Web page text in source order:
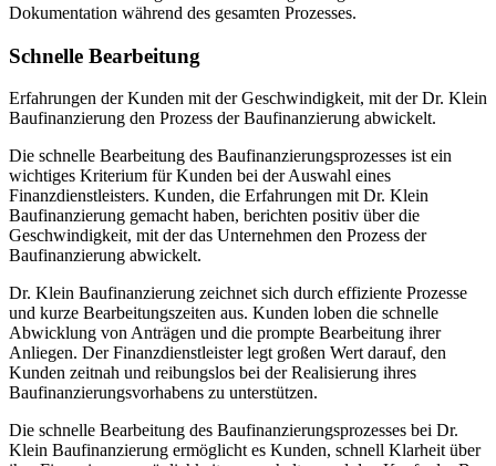
Dokumentation während des gesamten Prozesses.
Schnelle Bearbeitung
Erfahrungen der Kunden mit der Geschwindigkeit, mit der Dr. Klein
Baufinanzierung den Prozess der Baufinanzierung abwickelt.
Die schnelle Bearbeitung des Baufinanzierungsprozesses ist ein
wichtiges Kriterium für Kunden bei der Auswahl eines
Finanzdienstleisters. Kunden, die Erfahrungen mit Dr. Klein
Baufinanzierung gemacht haben, berichten positiv über die
Geschwindigkeit, mit der das Unternehmen den Prozess der
Baufinanzierung abwickelt.
Dr. Klein Baufinanzierung zeichnet sich durch effiziente Prozesse
und kurze Bearbeitungszeiten aus. Kunden loben die schnelle
Abwicklung von Anträgen und die prompte Bearbeitung ihrer
Anliegen. Der Finanzdienstleister legt großen Wert darauf, den
Kunden zeitnah und reibungslos bei der Realisierung ihres
Baufinanzierungsvorhabens zu unterstützen.
Die schnelle Bearbeitung des Baufinanzierungsprozesses bei Dr.
Klein Baufinanzierung ermöglicht es Kunden, schnell Klarheit über